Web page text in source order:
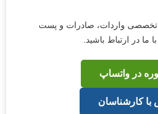
واردات، صادرات و پست
ما در ارتباط باشید.
در واتساپ
با کارشناسان